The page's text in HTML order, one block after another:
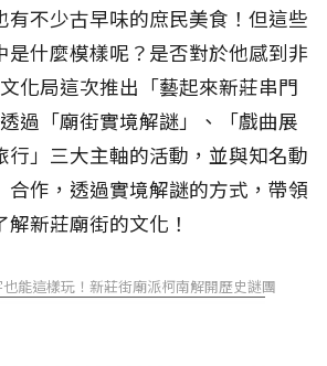
有不少古早味的庶民美食！但這些
是什麼模樣呢？是否對於他感到非
化局這次推出「藝起來新莊串門
過「廟街實境解謎」、「戲曲展
行」三大主軸的活動，並與知名動
合作，透過實境解謎的方式，帶領
解新莊廟街的文化！
能這樣玩！新莊街廟派柯南解開歷史謎團